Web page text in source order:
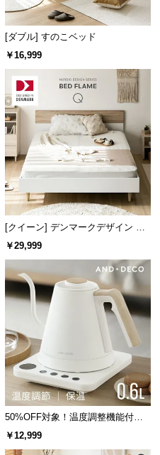
[ダブル] すのこベッド
￥16,999
[クイーン] デンマークデザイン ベ
ッドフレーム 木目調
￥29,999
50%OFF対象！温度調整機能付き
電気ケトル
￥12,999